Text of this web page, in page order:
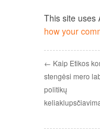
This site uses
how your
← Kaip Etikos
stengėsi mero
politikų